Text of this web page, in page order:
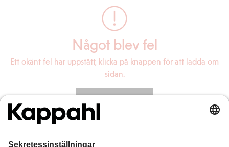
Något blev fel
Ett okänt fel har uppstått, klicka på knappen för att ladda om
sidan.